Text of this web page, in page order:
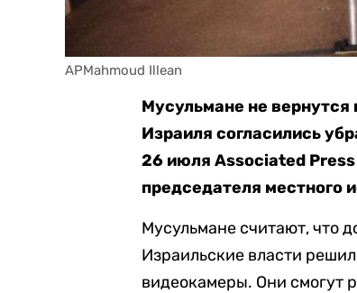
APMahmoud Illean
Мусульмане не вернутся
Израиля согласились
26 июля Associated
председателя местного
Мусульмане считают, что
Израильские власти
видеокамеры. Они смогут